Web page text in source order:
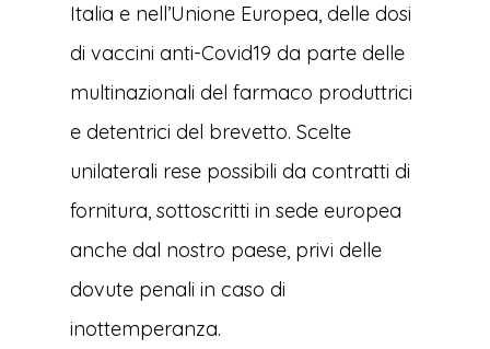
Italia e nell’Unione Europea, delle dosi
di vaccini anti-Covid19 da parte delle
multinazionali del farmaco produttrici
e detentrici del brevetto. Scelte
unilaterali rese possibili da contratti di
fornitura, sottoscritti in sede europea
anche dal nostro paese, privi delle
dovute penali in caso di
inottemperanza.